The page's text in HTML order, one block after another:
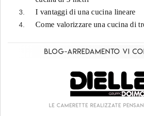
I vantaggi di una cucina lineare
Come valorizzare una cucina di
Blog-Arredamento vi
Le camerette realizzate